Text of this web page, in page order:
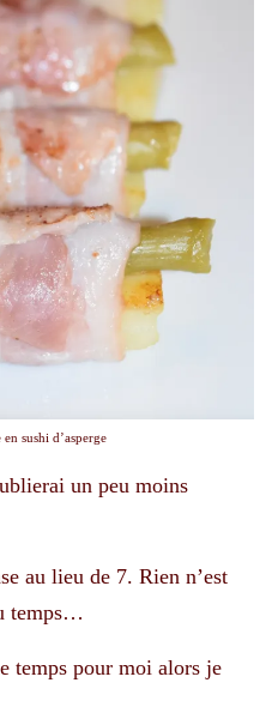
sushi d’asperge
un peu moins
au lieu de 7. Rien n’est
temps…
temps pour moi alors je